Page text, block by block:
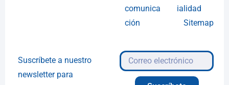
comunica
ción
ialidad
Sitemap
Suscríbete a nuestro
newsletter para